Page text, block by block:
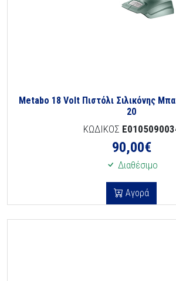
Metabo 18 Volt Πιστόλι Σιλικόνης
20
ΚΩΔΙΚΟΣ
90,00€
Διαθέσιμο
Αγορά